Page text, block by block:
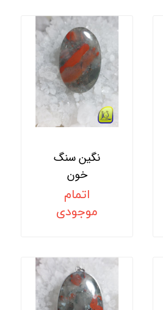
نگین سنگ
خون
اتمام
موجودی